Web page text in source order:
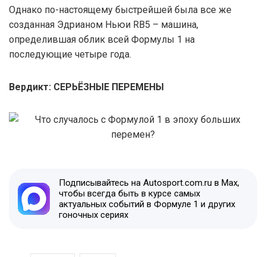
Однако по-настоящему быстрейшей была все же
созданная Эдрианом Ньюи RB5 – машина,
определившая облик всей Формулы 1 на
последующие четыре года.
Вердикт: СЕРЬЁЗНЫЕ ПЕРЕМЕНЫ
Подписывайтесь на Autosport.com.ru в Max,
чтобы всегда быть в курсе самых
актуальных событий в Формуле 1 и других
гоночных сериях